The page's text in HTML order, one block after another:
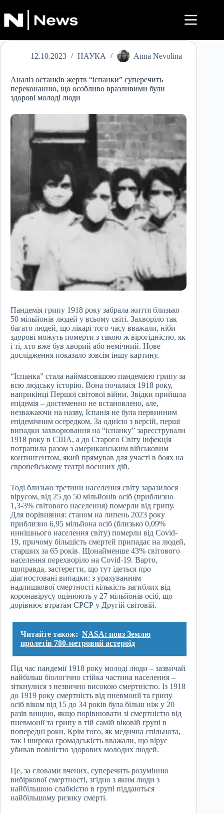
до
вмісту
12.10.2023 НАУКА Anna Nevolina
Аналіз останків жертв “іспанки” суперечить
переконанню, що особливо вразливими були
здорові молоді люди
Пандемія грипу 1918 року забрала життя близько
50 мільйонів людей у всьому світі. Захворіло так
багато людей, що лікарі того часу вважали, ніби
здорові можуть померти з такою ж вірогідністю, як
і ті, хто вже був хворий або немічний. Нове
дослідження показало зовсім іншу картину.
“Іспанка” стала наймасовішою пандемією грипу за
всю людську історію. Вона почалася 1918 року,
наприкінці Першої світової війни. Звідки прийшла
епідемія – достеменно не встановлено, але,
незважаючи на назву, Іспанія не була первинним
епідемічним осередком. За однією з версій, перші
випадки захворювання на “іспанку” зареєстрували
1918 року в США, а до Старого Світу інфекція
потрапила разом з американським військовим
контингентом, який прямував для участі в боях на
європейському театрі воєнних дій.
Тоді близько третини населення світу заразилося
вірусом, від 25 до 50 мільйонів осіб (приблизно
1,3-3% світового населення) померли від грипу.
Для порівняння: станом на липень 2023 року
приблизно 6,95 мільйона осіб (близько 0,09%
нинішнього населення світу) померли від Covid-
19, причому більшість смертей припадає на людей,
старших за 65 років. Щонайменше 43% світового
населення перехворіло на Covid-19. Варто,
щоправда, застерегти, що тут ідеться про
діагностовані випадки: з урахуванням
надлишкової смертності кількість загиблих від
коронавірусу оцінюють у 27 мільйонів осіб, що
дорівнює втратам СРСР у Другій світовій.
Читайте також: NASA: повз Землю
пролетів 780-метровий астероїд
Під час пандемії 1918 року молоді люди – зазвичай
найбільш біологічно стійка частина населення –
зіткнулися з незвично високою смертністю. Із 1918
до 1919 року смертність від пневмонії та грипу
осіб віком від 15 до 34 років була більш ніж у 20
разів вищою, якщо порівнювати зі смертністю від
пневмонії та грипу в тій самій віковій групі в
попередні роки. Крім того, як медична спільнота,
так і широка громадськість вважали, що вірус
убивав повністю здорових молодих людей.
Це, за словами вчених, суперечить розумінню
вибіркової смертності, згідно з яким люди з
найбільшою слабкістю в групі піддаються
найбільшому ризику смерті.